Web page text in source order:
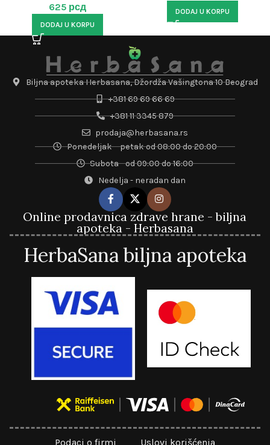
625 рсд
DODAJ U KORPU
DODAJ U KORPU
Biljna apoteka Herbasana, Džordža Vašingtona 10 Beograd
+381 69 69 66 69
+381 11 3345 879
prodaja@herbasana.rs
Ponedeljak – petak od 08:00 do 20:00
Subota - od 09:00 do 16:00
Nedelja - neradan dan
Online prodavnica zdrave hrane - biljna
apoteka - Herbasana
HerbaSana biljna apoteka
Podaci o firmi Uslovi korišćenja